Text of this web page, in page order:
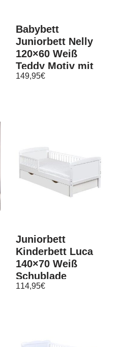
Babybett
Juniorbett Nelly
120×60 Weiß
Teddy Motiv mit
Schublade und
149,95€
Juniorbett
Kinderbett Luca
140×70 Weiß
Schublade
Matratze
114,95€